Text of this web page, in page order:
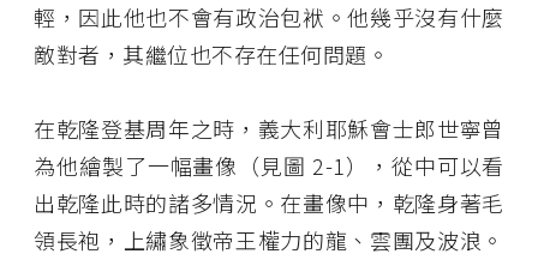
輕，因此他也不會有政治包袱。他幾乎沒有什麼
敵對者，其繼位也不存在任何問題。
在乾隆登基周年之時，義大利耶穌會士郎世寧曾
為他繪製了一幅畫像（見圖 2-1），從中可以看
出乾隆此時的諸多情況。在畫像中，乾隆身著毛
領長袍，上繡象徵帝王權力的龍、雲團及波浪。